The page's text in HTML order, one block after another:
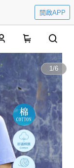
開啟APP
1/6